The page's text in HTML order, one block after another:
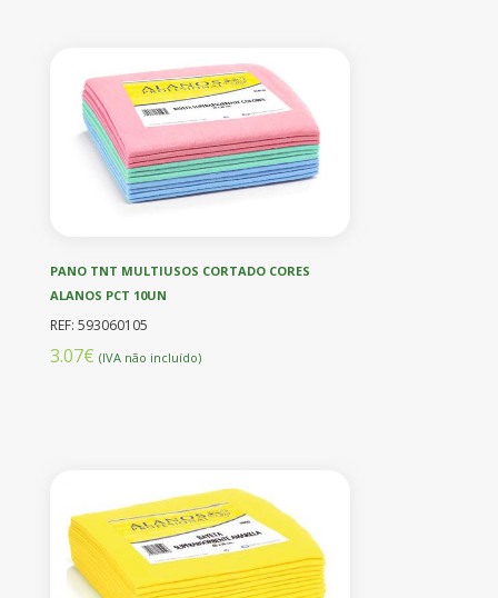
PANO TNT MULTIUSOS CORTADO CORES
ALANOS PCT 10UN
REF: 593060105
3.07€ (IVA não incluído)